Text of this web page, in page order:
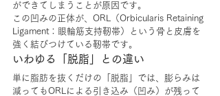
ができてしまうことが原因です。
この凹みの正体が、ORL（Orbicularis Retaining
Ligament：眼輪筋支持靭帯）という骨と皮膚を
強く結びつけている靭帯です。
いわゆる「脱脂」との違い
単に脂肪を抜くだけの「脱脂」では、膨らみは
減ってもORLによる引き込み（凹み）が残って